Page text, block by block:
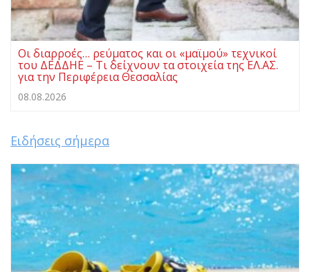
Οι διαρροές… ρεύματος και οι «μαϊμού» τεχνικοί
του ΔΕΔΔΗΕ – Τι δείχνουν τα στοιχεία της ΕΛ.ΑΣ.
για την Περιφέρεια Θεσσαλίας
08.08.2026
Ειδήσεις σήμερα